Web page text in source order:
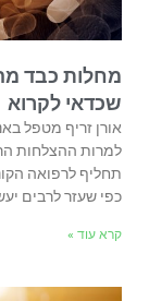
מחלות כבד מה
שכדאי לקרוא
אורן זריף מטפל
למרות ההצלחות
תחליף לרפואה
כפי שעזר לרבים
קרא עוד »